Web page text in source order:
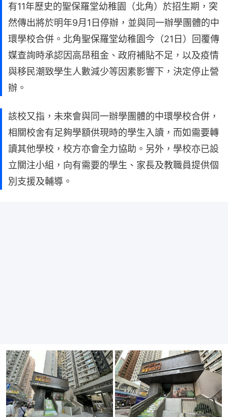
有11年歷史的聖保羅堂幼稚園（北角）於招生期，突
然傳出將於明年9月1日停辦，並與同一辦學團體的中
環學校合併。北角聖保羅堂幼稚園今（21日）回覆傳
媒查詢時承認因高昂租金、政府補貼不足，以及疫情
與移民潮致學生人數減少等因素影響下，決定停止營
辦。
該校又指，未來會與同一辦學團體的中環學校合併，
相關校舍有足夠學額供現時的學生入讀，而如需要轉
讀其他學校，校方亦會全力協助。另外，學校亦已設
立關注小組，向有需要的學生、家長及教職員提供個
別支援及輔導。